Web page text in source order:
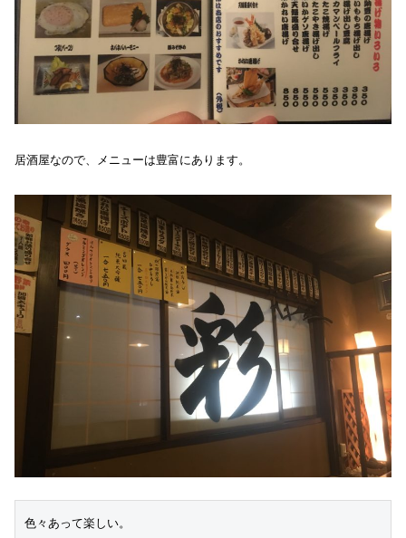
居酒屋なので、メニューは豊富にあります。
色々あって楽しい。